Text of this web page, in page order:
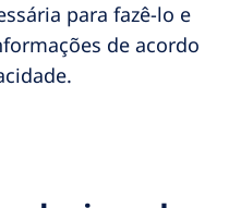
para fazê-lo e
de acordo